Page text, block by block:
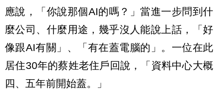
應說，「你說那個AI的嗎？」當進一步問到什
麼公司、什麼用途，幾乎沒人能說上話，「好
像跟AI有關」、「有在蓋電腦的」。一位在此
居住30年的蔡姓老住戶回說，「資料中心大概
四、五年前開始蓋。」